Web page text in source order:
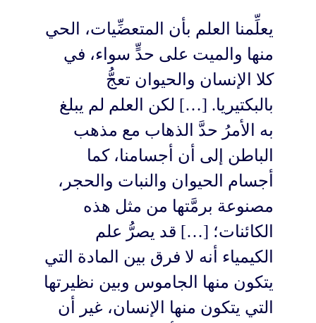
يعلِّمنا العلم بأن المتعضِّيات، الحي
منها والميت على حدٍّ سواء، في
كلا الإنسان والحيوان تعجُّ
بالبكتيريا. […] لكن العلم لم يبلغ
به الأمرُ حدَّ الذهاب مع مذهب
الباطن إلى أن أجسامنا، كما
أجسام الحيوان والنبات والحجر،
مصنوعة برمَّتها من مثل هذه
الكائنات؛ […] قد يصرُّ علم
الكيمياء أنه لا فرق بين المادة التي
يتكون منها الجاموس وبين نظيرتها
التي يتكون منها الإنسان، غير أن